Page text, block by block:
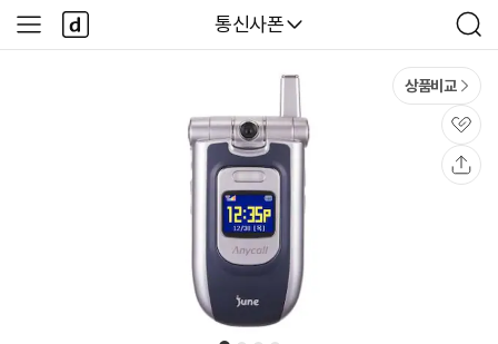
다나와
통신사폰
검
색
사
이
다
나
와
상품비교
관
심